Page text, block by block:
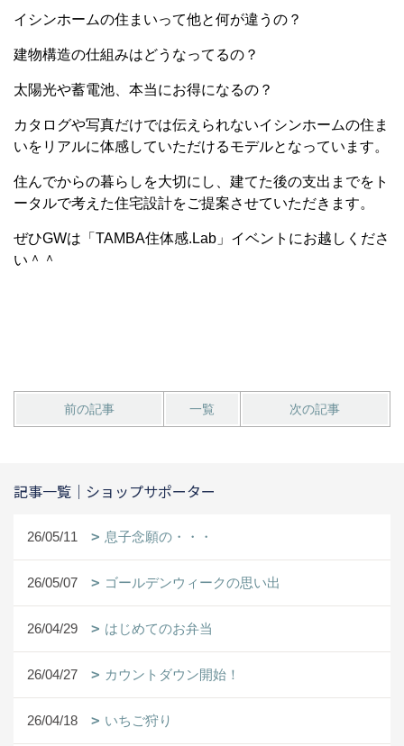
イシンホームの住まいって他と何が違うの？
建物構造の仕組みはどうなってるの？
太陽光や蓄電池、本当にお得になるの？
カタログや写真だけでは伝えられないイシンホームの住ま
いをリアルに体感していただけるモデルとなっています。
住んでからの暮らしを大切にし、建てた後の支出までをト
ータルで考えた住宅設計をご提案させていただきます。
ぜひGWは「TAMBA住体感.Lab」イベントにお越しくださ
い＾＾
前の記事 一覧 次の記事
記事一覧｜ショップサポーター
26/05/11 息子念願の・・・
26/05/07 ゴールデンウィークの思い出
26/04/29 はじめてのお弁当
26/04/27 カウントダウン開始！
26/04/18 いちご狩り